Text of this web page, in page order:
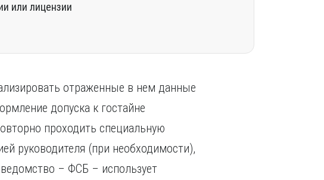
или лицензии
отраженные в нем данные
допуска к гостайне
проходить специальную
руководителя (при необходимости),
– ФСБ – использует